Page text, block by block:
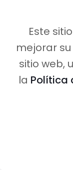
porque
algo en
genial
44:11
antes
ahora
45:15
Este
mejorar
sitio web,
la Política